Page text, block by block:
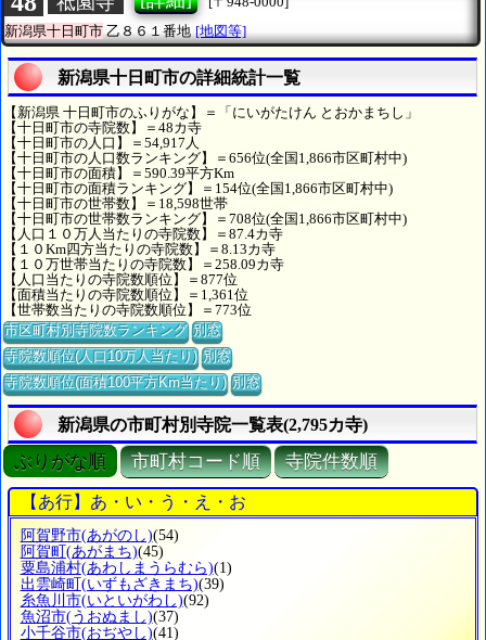
新潟県十日町市乙８６１番地 [地図等]
新潟県十日町市の詳細統計一覧
【新潟県 十日町市のふりがな】＝「にいがたけん とおかまちし」
【十日町市の寺院数】＝48カ寺
【十日町市の人口】＝54,917人
【十日町市の人口数ランキング】＝656位(全国1,866市区町村中)
【十日町市の面積】＝590.39平方Km
【十日町市の面積ランキング】＝154位(全国1,866市区町村中)
【十日町市の世帯数】＝18,598世帯
【十日町市の世帯数ランキング】＝708位(全国1,866市区町村中)
【人口１０万人当たりの寺院数】＝87.4カ寺
【１０Km四方当たりの寺院数】＝8.13カ寺
【１０万世帯当たりの寺院数】＝258.09カ寺
【人口当たりの寺院数順位】＝877位
【面積当たりの寺院数順位】＝1,361位
【世帯数当たりの寺院数順位】＝773位
市区町村別寺院数ランキング 別窓
寺院数順位(人口10万人当たり) 別窓
寺院数順位(面積100平方Km当たり) 別窓
新潟県の市町村別寺院一覧表(2,795カ寺)
ぶりがな順 市町村コード順 寺院件数順
【あ行】あ・い・う・え・お
阿賀野市(あがのし)(54)
阿賀町 (あがまち)(45)
粟島浦村(あわしまうらむら)(1)
出雲崎町 (いずもざきまち)(39)
糸魚川市(いといがわし)(92)
魚沼市(うおぬまし)(37)
小千谷市(おぢやし)(41)